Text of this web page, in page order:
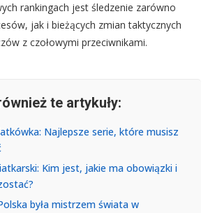
rankingach jest śledzenie zarówno
jak i bieżących zmian taktycznych
z czołowymi przeciwnikami.
te artykuły:
Najlepsze serie, które musisz
Kim jest, jakie ma obowiązki i
była mistrzem świata w